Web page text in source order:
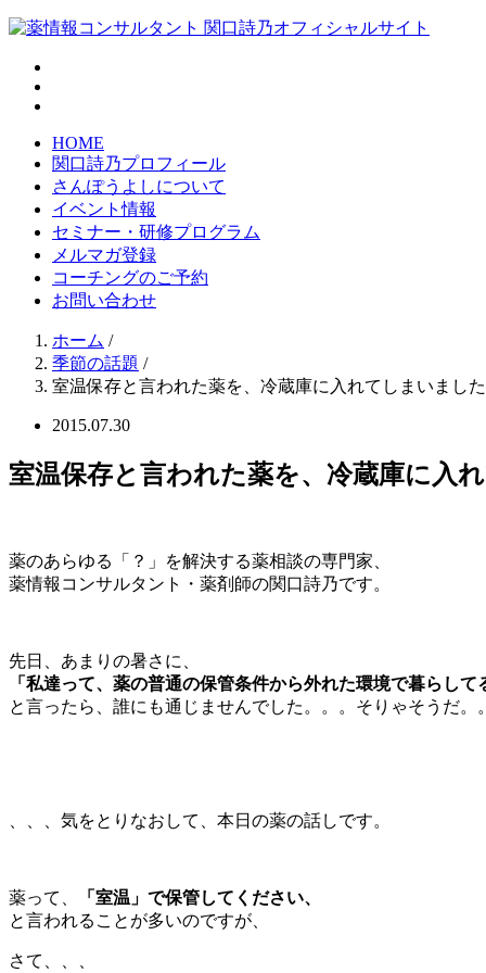
HOME
関口詩乃プロフィール
さんぽうよしについて
イベント情報
セミナー・研修プログラム
メルマガ登録
コーチングのご予約
お問い合わせ
ホーム /
季節の話題 /
室温保存と言われた薬を、冷蔵庫に入れてしまいました
2015.07.30
室温保存と言われた薬を、冷蔵庫に入
薬のあらゆる「？」を解決する薬相談の専門家、
薬情報コンサルタント・薬剤師の関口詩乃です。
先日、あまりの暑さに、
「私達って、薬の普通の保管条件から外れた環境で暮らして
と言ったら、誰にも通じませんでした。。。そりゃそうだ。
、、、気をとりなおして、本日の薬の話しです。
薬って、
「室温」で保管してください、
と言われることが多いのですが、
さて、、、